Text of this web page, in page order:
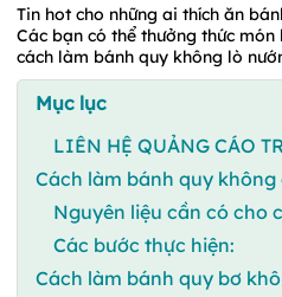
Tin hot cho những ai thích ăn
Các bạn có thể thưởng thức
cách làm bánh quy không lò
Mục lục
LIÊN HỆ QUẢNG CÁO
Cách làm bánh quy không
Nguyên liệu cần có cho
Các bước thực hiện:
Cách làm bánh quy bơ